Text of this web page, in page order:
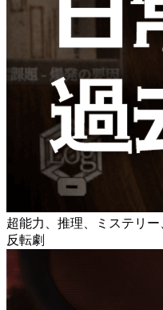
超能力、推理、ミステリ
反転劇